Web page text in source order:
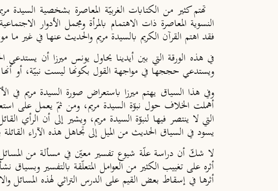
تهتم كثير من الكتابات الغربيّة المعاصرة بشخصية
النسوية المعاصرة ذات الاهتمام بالمرأة ومجمل الأدوار
فقد اهتم القرآن الكريم بالسيدة مريم والحديث عنها في غير
في هذه الورقة التي بين أيدينا يحاول يونس ميرزا أن
ويستدعي حججها في مواجهة القول بكونها ليست نبيّة، أو
وفي هذا السياق يهتم ميرزا باستعراض صورة السيدة مريم في
أهملت الخلاف حول نبوّة السيدة مريم، ومن ثمّ يعمل على
التي لا ينتصر فيها لنبوّة السيدة مريم، ويشير إلى أن الرأي
يسود في السياق الحديث من الميل إلى تجاهل هذه الآراء القائلة
لا شكّ أن دراسة علّة شيوع تفسير معيّن في مسألة من
أثره على تغييب الكثير من العوامل المتعلّقة بالتفسير وبسياق
أثرها في إسقاط بعض القيم على الدرس التراثي لهذه المسائل